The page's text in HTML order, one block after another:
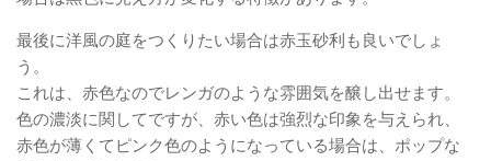
最後に洋風の庭をつくりたい場合は赤玉砂利も良いでしょ
う。
これは、赤色なのでレンガのような雰囲気を醸し出せます。
色の濃淡に関してですが、赤い色は強烈な印象を与えられ、
赤色が薄くてピンク色のようになっている場合は、ポップな